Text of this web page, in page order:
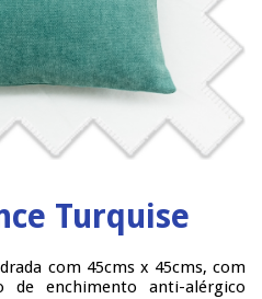
Turquise
com 45cms x 45cms, com
enchimento anti-alérgico